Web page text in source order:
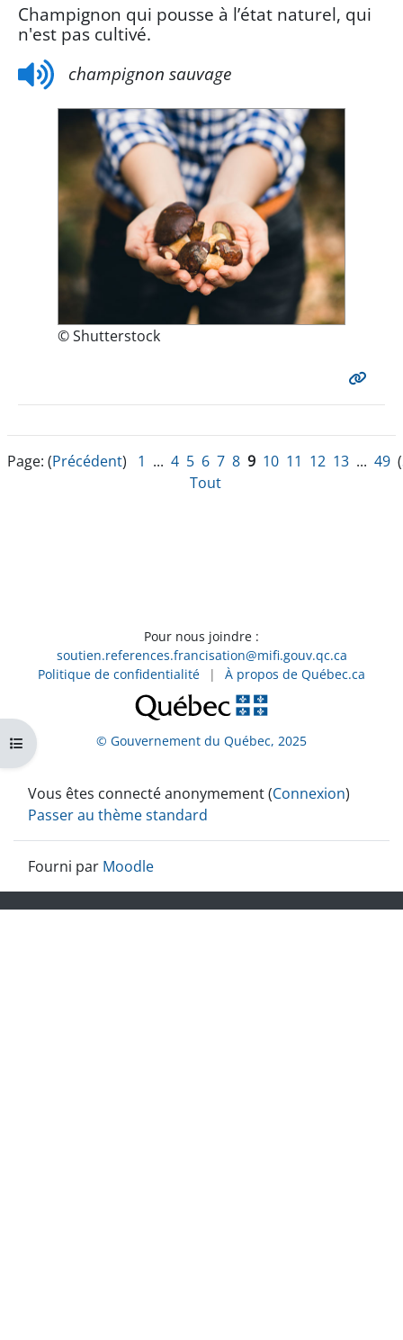
Ouvrir l’index du cours
Champignon qui pousse à l’état naturel, qui
n'est pas cultivé.
champignon sauvage
© Shutterstock
Page: (Précédent) 1 ... 4 5 6 7 8 9 10 11 12 13 ... 49 (
Tout
Pour nous joindre :
soutien.references.francisation@mifi.gouv.qc.ca
Politique de confidentialité
| À propos de Québec.ca
© Gouvernement du Québec, 2025
Vous êtes connecté anonymement (Connexion)
Passer au thème standard
Fourni par Moodle